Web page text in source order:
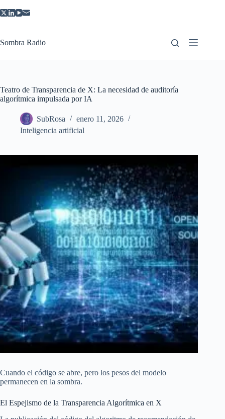
al
Sombra Radio
Teatro de Transparencia de X: La necesidad de auditoría
algorítmica impulsada por IA
SubRosa
enero 11, 2026
Inteligencia artificial
Cuando el código se abre, pero los pesos del modelo
permanecen en la sombra.
El Espejismo de la Transparencia Algorítmica en X